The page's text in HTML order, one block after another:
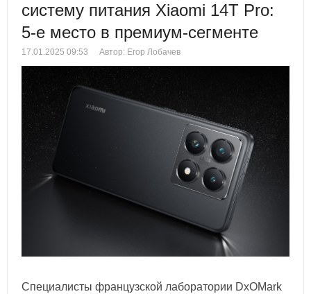
систему питания Xiaomi 14T Pro:
5-е место в премиум-сегменте
17.01.2025 09:53 Автор: Егор Лобачев
Специалисты французской лаборатории DxOMark